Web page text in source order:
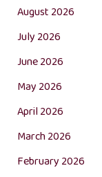
August 2026
July 2026
June 2026
May 2026
April 2026
March 2026
February 2026